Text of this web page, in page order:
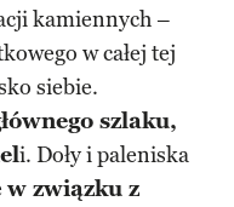
kamiennych –
w całej tej
siebie.
szlaku,
i. Doły i paleniska
w związku z